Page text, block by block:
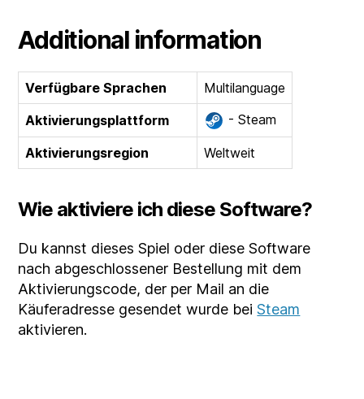
Additional information
Verfügbare Sprachen
Multilanguage
Aktivierungsplattform
- Steam
Aktivierungsregion Weltweit
Wie aktiviere ich diese Software?
Du kannst dieses Spiel oder diese Software
nach abgeschlossener Bestellung mit dem
Aktivierungscode, der per Mail an die
Käuferadresse gesendet wurde beiSteam
aktivieren.